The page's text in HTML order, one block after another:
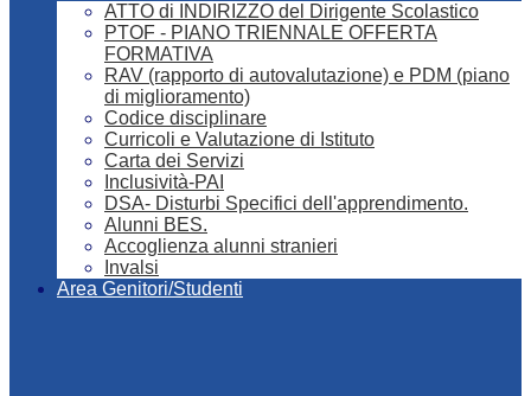
ATTO di INDIRIZZO del Dirigente Scolastico
PTOF - PIANO TRIENNALE OFFERTA
FORMATIVA
RAV (rapporto di autovalutazione) e PDM (piano
di miglioramento)
Codice disciplinare
Curricoli e Valutazione di Istituto
Carta dei Servizi
Inclusività-PAI
DSA- Disturbi Specifici dell'apprendimento.
Alunni BES.
Accoglienza alunni stranieri
Invalsi
Area Genitori/Studenti